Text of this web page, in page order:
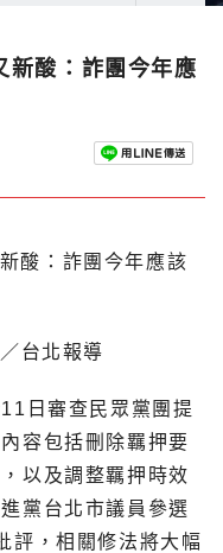
酸：詐團今年應
台北報導
日審查民眾黨團提
容包括刪除羈押要
以及調整羈押時效
黨台北市議員參選
評，相關修法將大幅